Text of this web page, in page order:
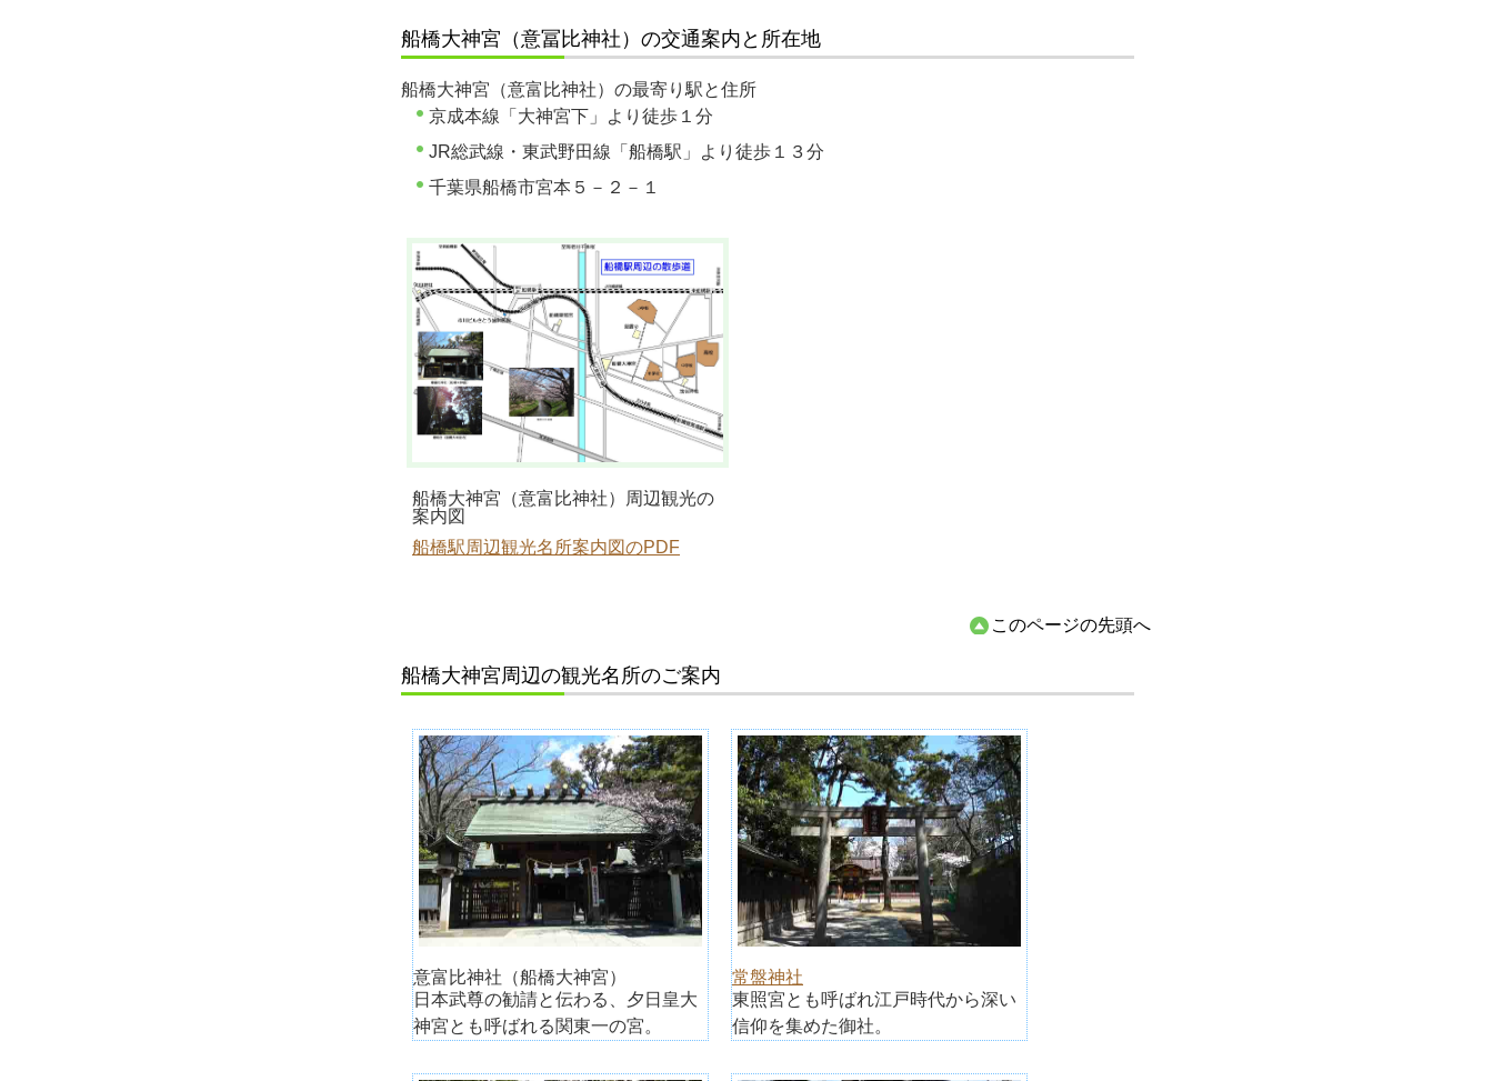
船橋大神宮（意冨比神社）の交通案内と所在地
船橋大神宮（意富比神社）の最寄り駅と住所
京成本線「大神宮下」より徒歩１分
JR総武線・東武野田線「船橋駅」より徒歩１３分
千葉県船橋市宮本５－２－１
船橋大神宮（意富比神社）周辺観光の
案内図
船橋駅周辺観光名所案内図のPDF
このページの先頭へ
船橋大神宮周辺の観光名所のご案内
意富比神社（船橋大神宮）
日本武尊の勧請と伝わる、夕日皇大
神宮とも呼ばれる関東一の宮。
常盤神社
東照宮とも呼ばれ江戸時代から深い
信仰を集めた御社。